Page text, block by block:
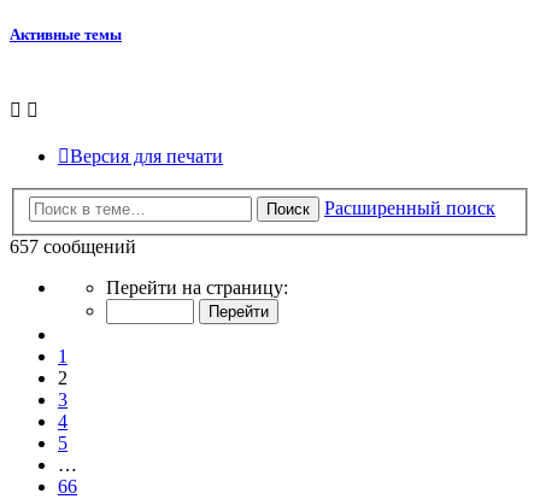
Активные темы
Версия для печати
Поиск
Расширенный поиск
657 сообщений
Страница
66
Перейти на страницу:
1
2
3
4
5
…
66